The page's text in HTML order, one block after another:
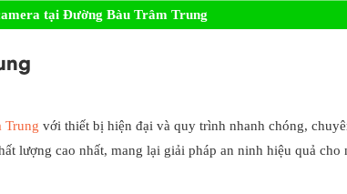
tại Đường Bàu Trâm Trung
Trung với thiết bị hiện đại và quy trình nhanh chóng,
lượng cao nhất, mang lại giải pháp an ninh hiệu quả cho